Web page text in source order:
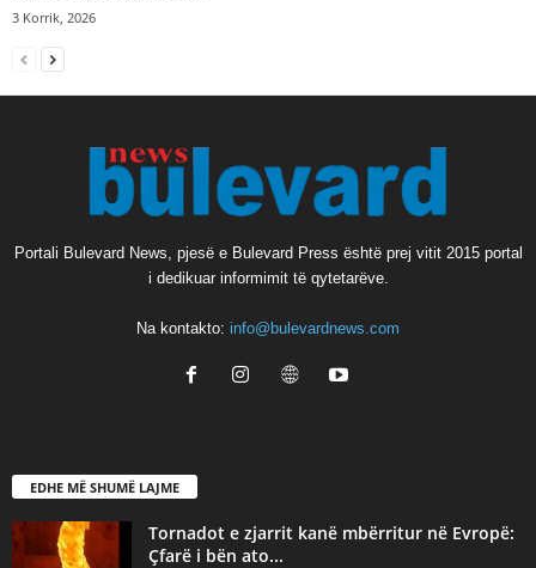
3 Korrik, 2026
Portali Bulevard News, pjesë e Bulevard Press është prej vitit 2015 portal
i dedikuar informimit të qytetarëve.
Na kontakto: info@bulevardnews.com
EDHE MË SHUMË LAJME
Tornadot e zjarrit kanë mbërritur në Evropë:
Çfarë i bën ato...